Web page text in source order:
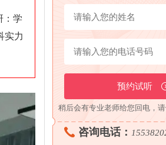
：学
实力
稍后会有专业老师给您回电，
咨询电话：